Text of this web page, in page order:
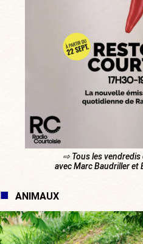
⇨ Tous les
avec Marc Baudriller
ANIMAUX